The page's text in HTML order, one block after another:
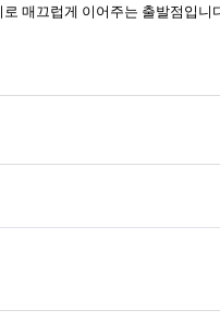
매끄럽게 이어주는 출발점입니
원숭이의 울음소리를 들을 수도